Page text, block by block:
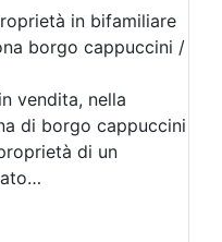
in bifamiliare
borgo cappuccini /
vendita, nella
di borgo cappuccini
di un